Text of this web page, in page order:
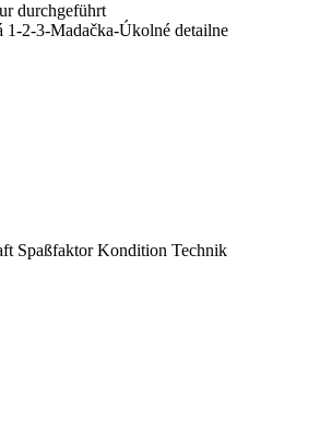
durchgeführt
1-2-3-Madačka-Úkolné detailne
Spaßfaktor Kondition Technik